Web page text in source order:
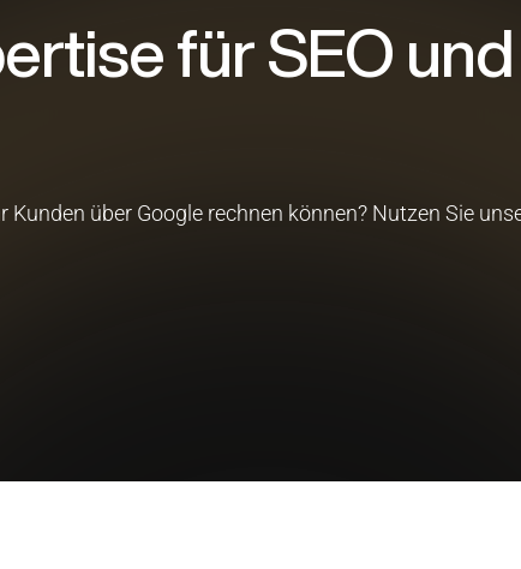
für SEO
Kunden über Google rechnen können? Nutzen Sie